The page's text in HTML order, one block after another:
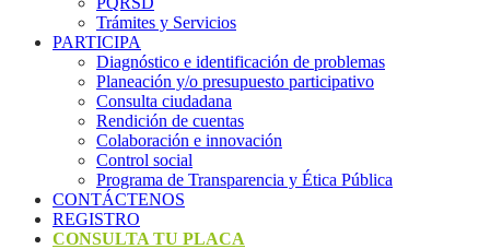
Trámites y Servicios
PARTICIPA
Diagnóstico e identificación de problemas
Planeación y/o presupuesto participativo​
Consulta ciudadana
Rendición de cuentas
Colaboración e innovación
Control social
Programa de Transparencia y Ética Pública
CONTÁCTENOS
REGISTRO
CONSULTA TU PLACA